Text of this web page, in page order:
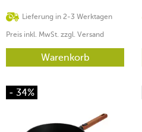
Lieferung in 2-3 Werktagen
Preis inkl. MwSt. zzgl. Versand
Warenkorb
- 34%